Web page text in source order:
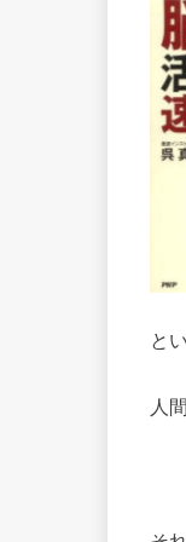
と
人